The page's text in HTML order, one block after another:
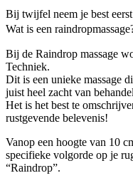
Bij twijfel neem je best
Wat is een
Bij de Raindrop massage
Techniek.
Dit is een unieke massage
juist heel zacht van
Het is het best te
rustgevende belevenis!
Vanop een hoogte van 10
specifieke volgorde op je
“Raindrop”.